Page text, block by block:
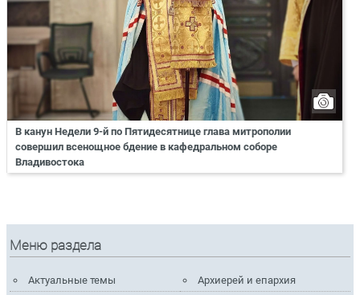
В канун Недели 9-й по Пятидесятнице глава митрополии
совершил всенощное бдение в кафедральном соборе
Владивостока
Меню раздела
Актуальные темы
Архиерей и епархия